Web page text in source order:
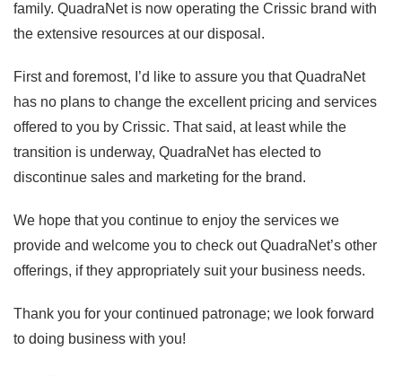
family. QuadraNet is now operating the Crissic brand with
the extensive resources at our disposal.
First and foremost, I’d like to assure you that QuadraNet
has no plans to change the excellent pricing and services
offered to you by Crissic. That said, at least while the
transition is underway, QuadraNet has elected to
discontinue sales and marketing for the brand.
We hope that you continue to enjoy the services we
provide and welcome you to check out QuadraNet’s other
offerings, if they appropriately suit your business needs.
Thank you for your continued patronage; we look forward
to doing business with you!